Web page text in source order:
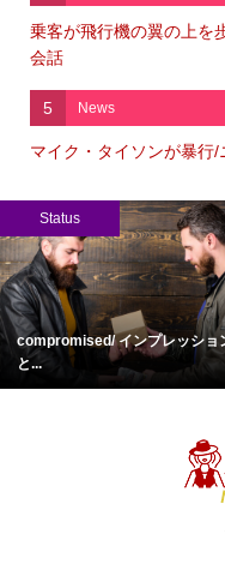
乗客が飛行機の翼の上を
会話
5 News
マイク・タイソンが暴行
Status
compromised/ インプレッショ
と...